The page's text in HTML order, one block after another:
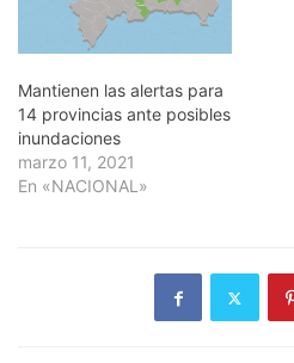
Mantienen las alertas para
14 provincias ante posibles
inundaciones
marzo 11, 2021
En «NACIONAL»